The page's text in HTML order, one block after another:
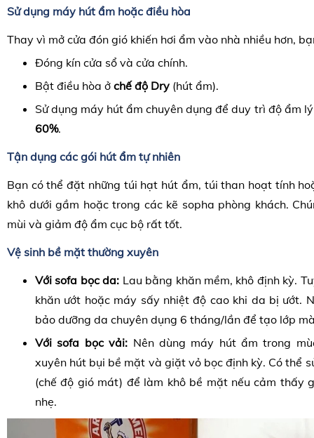
Sử dụng máy hút ẩm hoặc điều hòa
Thay vì mở cửa đón gió khiến hơi ẩm vào nhà nhiều hơn,
Đóng kín cửa sổ và cửa chính.
Bật điều hòa ở chế độ Dry (hút ẩm).
Sử dụng máy hút ẩm chuyên dụng để duy trì độ ẩm
60%.
Tận dụng các gói hút ẩm tự nhiên
Bạn có thể đặt những túi hạt hút ẩm, túi than hoạt tính
khô dưới gầm hoặc trong các kẽ sopha phòng khách.
mùi và giảm độ ẩm cục bộ rất tốt.
Vệ sinh bề mặt thường xuyên
Với sofa bọc da: Lau bằng khăn mềm, khô định kỳ.
khăn ướt hoặc máy sấy nhiệt độ cao khi da bị ướt.
bảo dưỡng da chuyên dụng 6 tháng/lần để tạo lớp
Với sofa bọc vải: Nên dùng máy hút ẩm trong
xuyên hút bụi bề mặt và giặt vỏ bọc định kỳ. Có thể
(chế độ gió mát) để làm khô bề mặt nếu cảm thấy
nhẹ.